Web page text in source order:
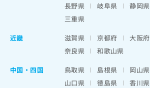
長野県
岐阜県 静岡県
三重県
近畿
滋賀県 京都府 大阪府
奈良県
和歌山県
中国・四国
鳥取県 島根県 岡山県
山口県
徳島県 香川県